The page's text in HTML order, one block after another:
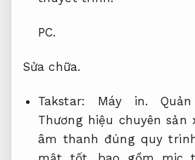
PC.
Sửa chữa.
Takstar: Máy in.
Thương hiệu chuyên
âm thanh đúng quy